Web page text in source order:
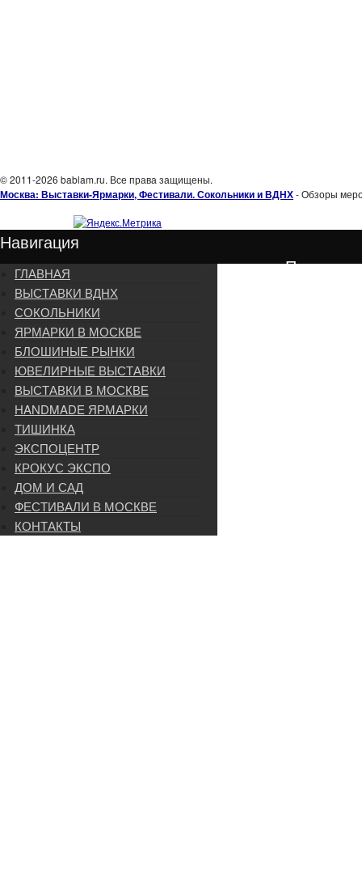
© 2011-2026 bablam.ru. Все права защищены.
Москва: Выставки-Ярмарки, Фестивали. Сокольники и ВДНХ- Обзоры
Навигация
Подписка
ГЛАВНАЯ
ВЫСТАВКИ ВДНХ
СОКОЛЬНИКИ
ЯРМАРКИ В МОСКВЕ
БЛОШИНЫЕ РЫНКИ
ЮВЕЛИРНЫЕ ВЫСТАВКИ
ВЫСТАВКИ В МОСКВЕ
HANDMADE ЯРМАРКИ
ТИШИНКА
ЭКСПОЦЕНТР
КРОКУС ЭКСПО
ДОМ И САД
ФЕСТИВАЛИ В МОСКВЕ
КОНТАКТЫ